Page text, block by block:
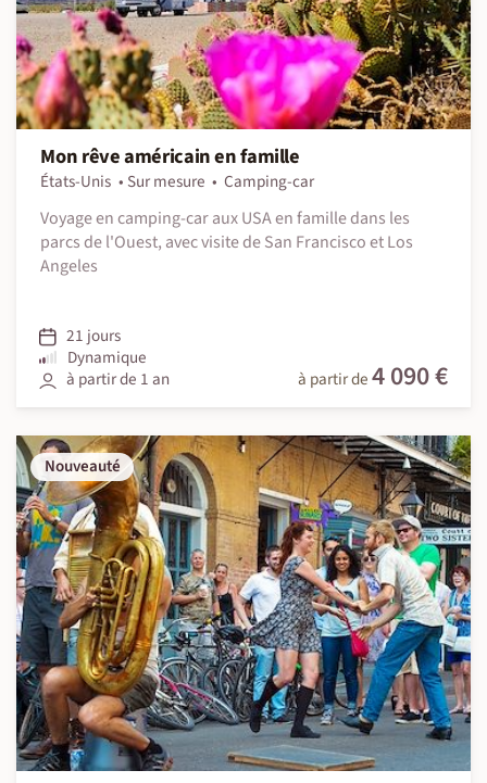
Mon rêve américain en famille
États-Unis Sur mesure
Camping-car
Voyage en camping-car aux USA en famille dans les
parcs de l'Ouest, avec visite de San Francisco et Los
Angeles
21 jours
Dynamique
à partir de 1 an
à partir de4 090 €
Nouveauté